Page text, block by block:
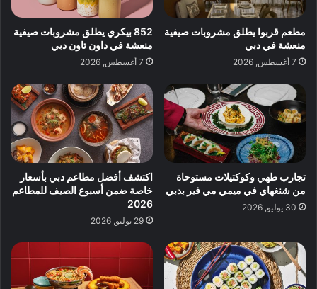
مطعم قربوا يطلق مشروبات صيفية
منعشة في دبي
7 أغسطس, 2026
852 بيكري يطلق مشروبات صيفية
منعشة في داون تاون دبي
7 أغسطس, 2026
تجارب طهي وكوكتيلات مستوحاة
من شنغهاي في ميمي مي فير بدبي
30 يوليو, 2026
اكتشف أفضل مطاعم دبي بأسعار
خاصة ضمن أسبوع الصيف للمطاعم
2026
29 يوليو, 2026